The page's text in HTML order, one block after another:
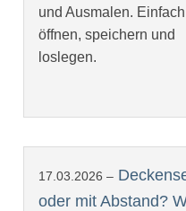
und Ausmalen. Einfach
öffnen, speichern und
loslegen.
17.03.2026 –
oder mit Abstand?